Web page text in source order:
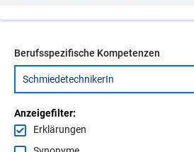
Berufsspezifische Kompetenzen
Anzeigefilter:
Erklärungen